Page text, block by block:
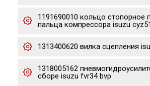
1191690010 кольцо стопорное
пальца компрессора isuzu
1313400620 вилка сцепления
1318005162
сборе isuzu fvr34 bvp